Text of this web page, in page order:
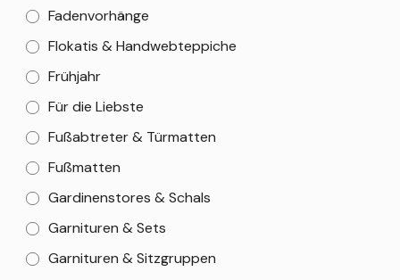
Fadenvorhänge
Flokatis & Handwebteppiche
Frühjahr
Für die Liebste
Fußabtreter & Türmatten
Fußmatten
Gardinenstores & Schals
Garnituren & Sets
Garnituren & Sitzgruppen